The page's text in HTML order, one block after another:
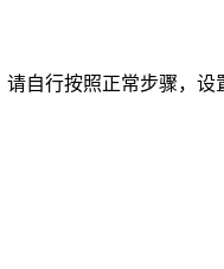
自行按照正常步骤，设